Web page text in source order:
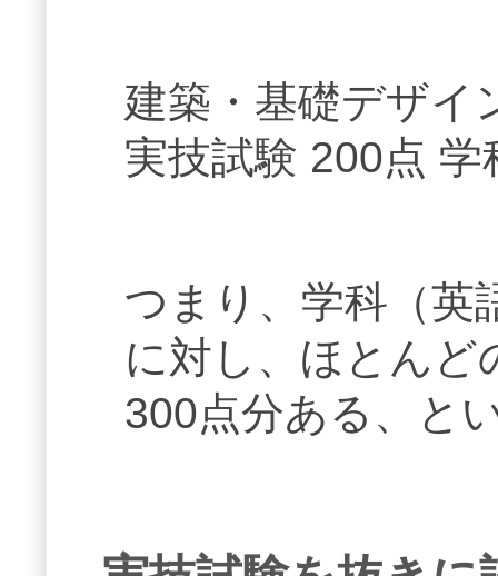
建築・基礎デザイ
実技試験 200点 学
つまり、学科（英
に対し、ほとんど
300点分ある、と